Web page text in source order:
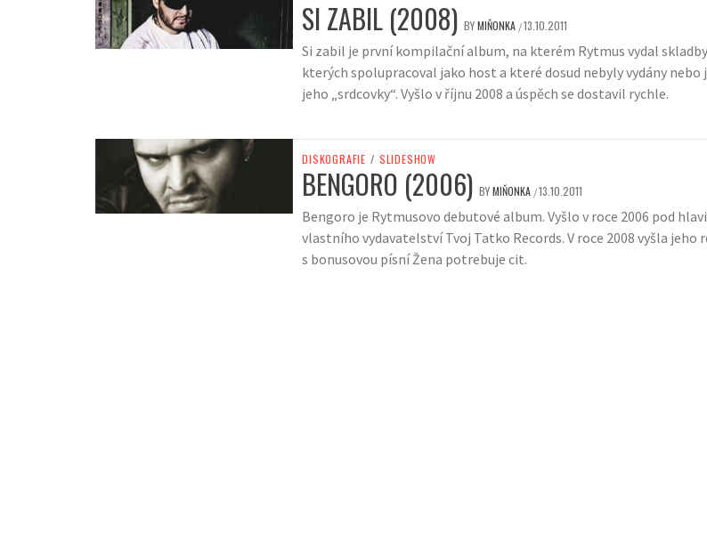
SI ZABIL (2008) BYMIŇONKA /13.10.2011
Si zabil je první kompilační album, na kterém Rytmus vydal
kterých spolupracoval jako host a které dosud nebyly vydány nebo
jeho „srdcovky“. Vyšlo v říjnu 2008 a úspěch se dostavil rychle.
DISKOGRAFIE / SLIDESHOW
BENGORO (2006) BYMIŇONKA /13.10.2011
Bengoro je Rytmusovo debutové album. Vyšlo v roce 2006 pod
vlastního vydavatelství Tvoj Tatko Records. V roce 2008 vyšla jeho
s bonusovou písní Žena potrebuje cit.